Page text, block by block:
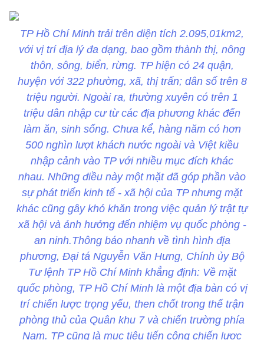
TP Hồ Chí Minh trải trên diện tích 2.095,01km2,
với vị trí địa lý đa dạng, bao gồm thành thị, nông
thôn, sông, biển, rừng. TP hiện có 24 quận,
huyện với 322 phường, xã, thị trấn; dân số trên 8
triệu người. Ngoài ra, thường xuyên có trên 1
triệu dân nhập cư từ các địa phương khác đến
làm ăn, sinh sống. Chưa kể, hàng năm có hơn
500 nghìn lượt khách nước ngoài và Việt kiều
nhập cảnh vào TP với nhiều mục đích khác
nhau. Những điều này một mặt đã góp phần vào
sự phát triển kinh tế - xã hội của TP nhưng mặt
khác cũng gây khó khăn trong việc quản lý trật tự
xã hội và ảnh hưởng đến nhiệm vụ quốc phòng -
an ninh.Thông báo nhanh về tình hình địa
phương, Đại tá Nguyễn Văn Hưng, Chính ủy Bộ
Tư lệnh TP Hồ Chí Minh khẳng định: Về mặt
quốc phòng, TP Hồ Chí Minh là một địa bàn có vị
trí chiến lược trọng yếu, then chốt trong thế trận
phòng thủ của Quân khu 7 và chiến trường phía
Nam. TP cũng là mục tiêu tiến công chiến lược